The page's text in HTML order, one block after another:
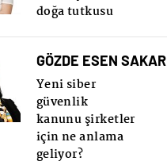
doğa tutkusu
GÖZDE ESEN SAKAR
Yeni siber
güvenlik
kanunu şirketler
için ne anlama
geliyor?